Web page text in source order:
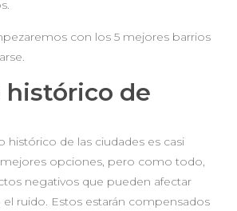
con los 5 mejores barrios
histórico de
histórico de las ciudades es casi
opciones, pero como todo,
negativos que pueden afectar
ruido. Estos estarán compensados